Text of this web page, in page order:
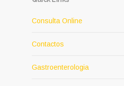
Consulta Online
Contactos
Gastroenterologia